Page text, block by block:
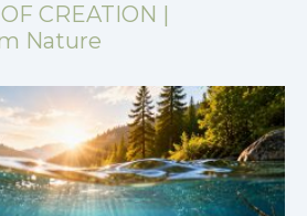
CREATION |
Nature